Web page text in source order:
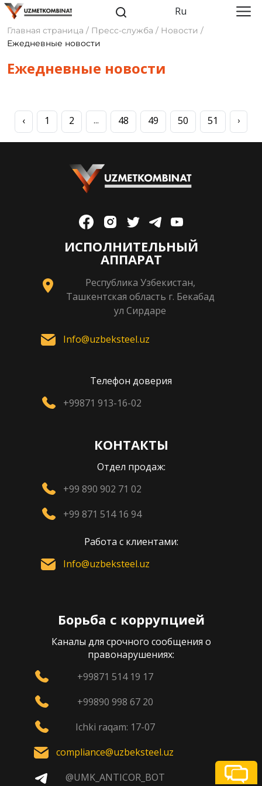
Ru
Главная страница / Пресс-служба / Новости /
Ежедневные новости
Ежедневные новости
‹ 1 2 ... 48 49 50 51 ›
ИСПОЛНИТЕЛЬНЫЙ
АППАРАТ
Республика Узбекистан,
Ташкентская область г. Бекабад
ул Сирдаре
Info@uzbeksteel.uz
Телефон доверия
+99871 913-16-02
КОНТАКТЫ
Отдел продаж:
+99 890 902 71 02
+99 871 514 16 94
Работа с клиентами:
Info@uzbeksteel.uz
Борьба с коррупцией
Каналы для срочного сообщения о
правонарушениях:
+99871 514 19 17
+99890 998 67 20
Ichki raqam: 17-07
compliance@uzbeksteel.uz
@UMK_ANTICOR_BOT